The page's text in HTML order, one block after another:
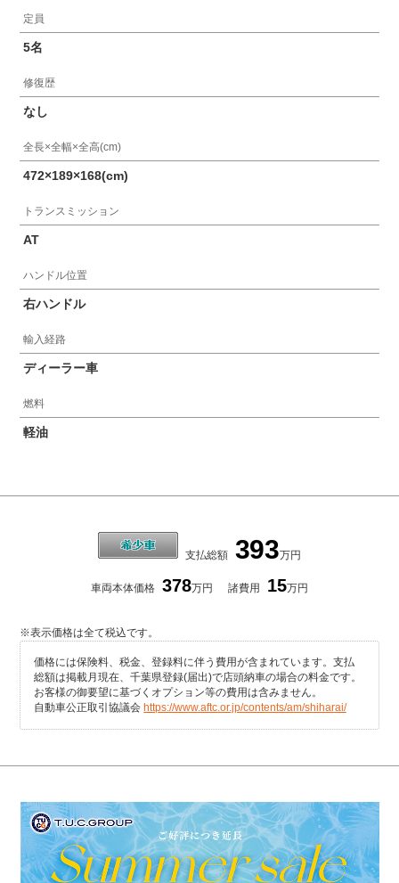
定員
5名
修復歴
なし
全長×全幅×全高(cm)
472×189×168(cm)
トランスミッション
AT
ハンドル位置
右ハンドル
輸入経路
ディーラー車
燃料
軽油
支払総額 393万円
車両本体価格 378万円 諸費用 15万円
※表示価格は全て税込です。
価格には保険料、税金、登録料に伴う費用が含まれています。支払
総額は掲載月現在、千葉県登録(届出)で店頭納車の場合の料金です。
お客様の御要望に基づくオプション等の費用は含みません。
自動車公正取引協議会 https://www.aftc.or.jp/contents/am/shiharai/